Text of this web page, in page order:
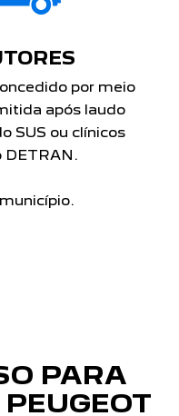
por meio
após laudo
SUS ou clínicos
DETRAN.
PARA